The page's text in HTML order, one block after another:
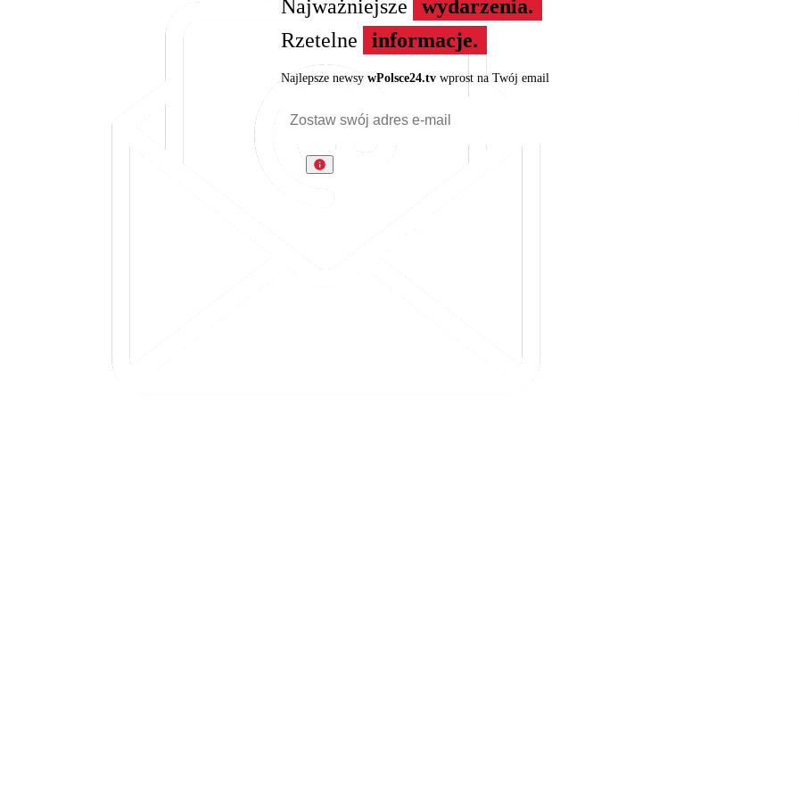
Najważniejsze
wydarzenia.
Rzetelne
informacje.
Najlepsze newsy wPolsce24.tvwprost na Twój email